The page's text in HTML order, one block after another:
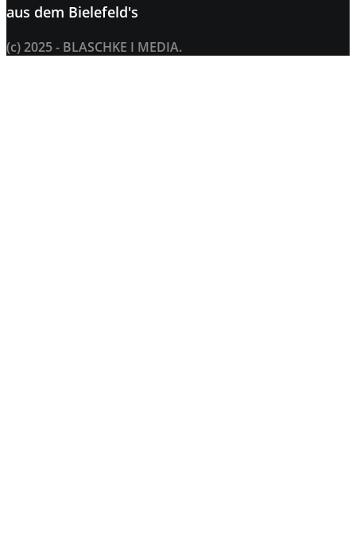
aus dem Bielefeld's
(c) 2025 - BLASCHKE I MEDIA.